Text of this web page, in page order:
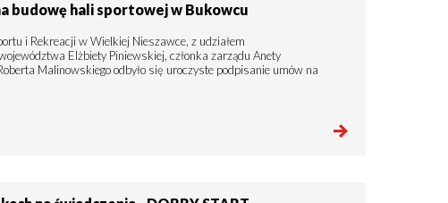
budowę hali sportowej w Bukowcu
i Rekreacji w Wielkiej Nieszawce, z udziałem
Elżbiety Piniewskiej, członka zarządu Anety
Malinowskiego odbyło się uroczyste podpisanie umów na